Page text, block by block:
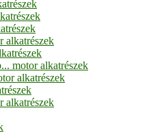
alkatrészek
motor alkatrészek
alkatrészek
alkatrészek